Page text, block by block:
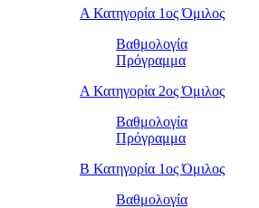
Α Κατηγορία 1ος Όμιλος
Βαθμολογία
Πρόγραμμα
Α Κατηγορία 2ος Όμιλος
Βαθμολογία
Πρόγραμμα
Β Κατηγορία 1ος Όμιλος
Βαθμολογία